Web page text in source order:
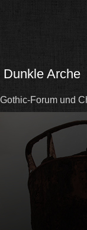
Dunkle Arche
Gothic-Forum und